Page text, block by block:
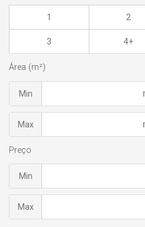
1 2
3 4+
Área (m²)
Min
Max
Preço
Min
Max